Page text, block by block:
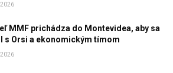
MMF prichádza do Montevidea, aby sa
s Orsi a ekonomickým tímom